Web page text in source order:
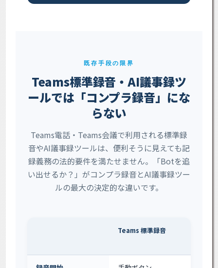
既存手段の限界
Teams標準録音・AI議事録ツ
ールでは「コンプラ録音」にな
らない
Teams電話・Teams会議で利用される標準録
音やAI議事録ツールは、便利そうに見えても記
録義務の法的要件を満たせません。「Botを追
い出せるか？」がコンプラ録音とAI議事録ツー
ルの最大の決定的な違いです。
Teams 標準録音 AI